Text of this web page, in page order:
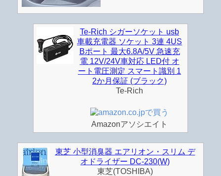
Te-Rich シガーソケット usb
車載充電器 ソケット 3連 4US
Bポート 最大6.8A/5V 急速充
電 12V/24V車対応 LED付 オ
ート電圧測定 スマート識別 1
2か月保証 (ブラック)
Te-Rich
Amazonアソシエイト
東芝 小型消臭器 エアリオン・スリム デ
オドライザー DC-230(W)
東芝(TOSHIBA)